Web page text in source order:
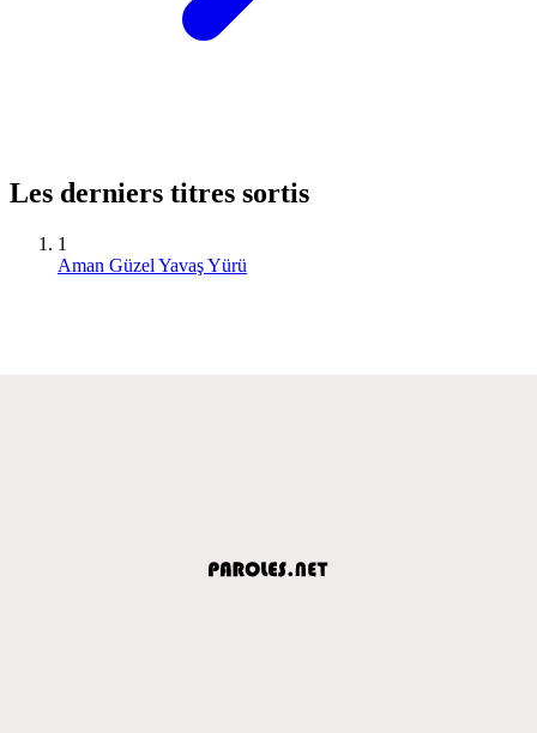
Les derniers titres sortis
1
Aman Güzel Yavaş Yürü